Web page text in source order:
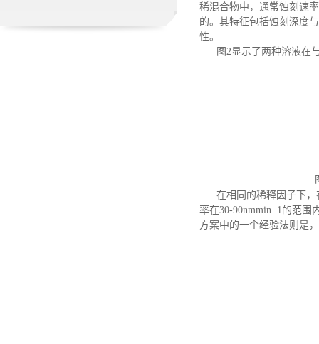
稀混合物中，通常蚀刻速
的。其特征包括蚀刻深度
性。
图 2显示了两种溶液在
在相同的稀释因子下
率在30-90nmmin−1的范围
方案中的一个经验法则是